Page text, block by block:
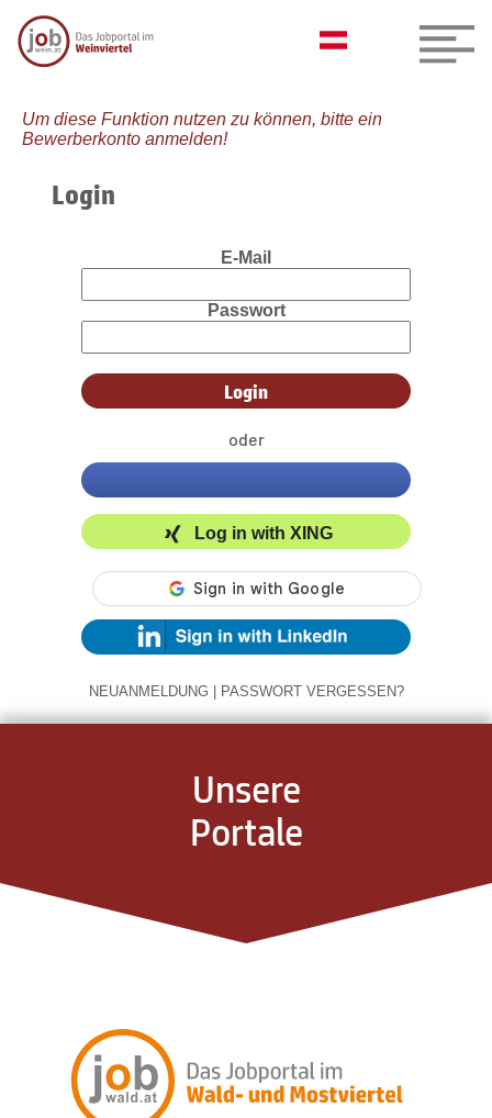
Um diese Funktion nutzen zu können, bitte ein
Bewerberkonto anmelden!
Login
E-Mail
Passwort
oder
Log in with XING
NEUANMELDUNG | PASSWORT VERGESSEN?
Unsere
Portale